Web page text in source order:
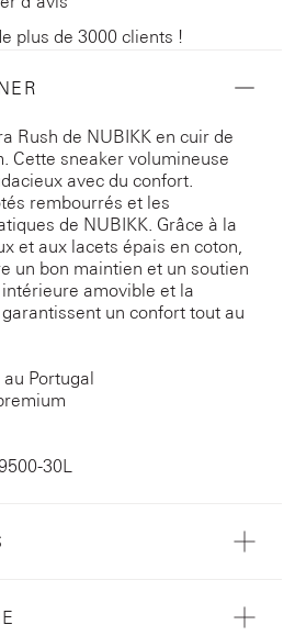
plus de 3000 clients !
Rush de NUBIKK en cuir de
Cette sneaker volumineuse
avec du confort.
rembourrés et les
de NUBIKK. Grâce à la
et aux lacets épais en coton,
un bon maintien et un soutien
amovible et la
un confort tout au
Portugal
30L